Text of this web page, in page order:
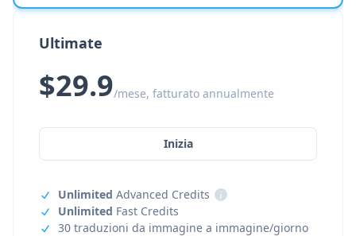
Ultimate
$29.9/mese, fatturato annualmente
Inizia
Unlimited Advanced Credits
i
Unlimited Fast Credits
30 traduzioni da immagine a immagine/giorno